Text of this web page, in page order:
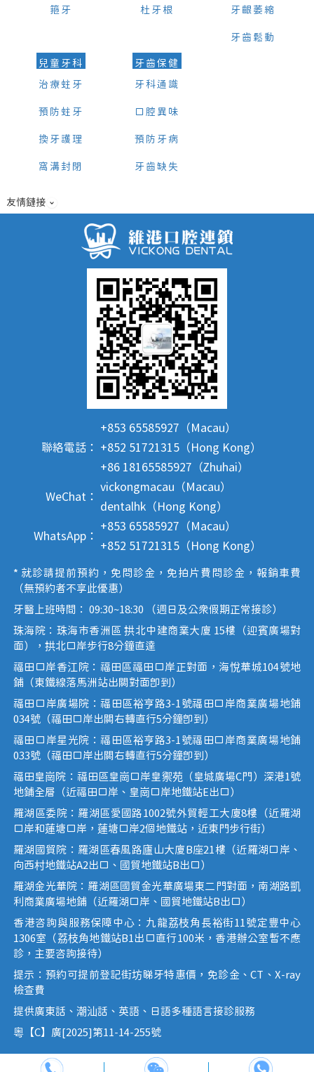
箍牙 杜牙根 牙齦萎縮
牙齒鬆動
兒童牙科
治療蛀牙
預防蛀牙
換牙護理
窩溝封閉
牙齒保健
牙科通識
口腔異味
預防牙病
牙齒缺失
友情鏈接
聯絡電話：
+853 65585927（Macau）
+852 51721315（Hong Kong）
+86 18165585927（Zhuhai）
WeChat：
vickongmacau（Macau）
dentalhk（Hong Kong）
WhatsApp：
+853 65585927（Macau）
+852 51721315（Hong Kong）
* 就診請提前預約，免問診金，免拍片費問診金，報銷車費
（無預約者不享此優惠）
牙醫上班時間： 09:30~18:30 （週日及公眾假期正常接診）
珠海院：珠海市香洲區 拱北中建商業大廈 15樓（迎賓廣場對
面），拱北口岸步行8分鐘直達
福田口岸香江院：福田區福田口岸正對面，海悅華城104號地
鋪（東鐵線落馬洲站出關對面即到）
福田口岸廣場院：福田區裕亨路3-1號福田口岸商業廣場地鋪
034號（福田口岸出關右轉直行5分鐘即到）
福田口岸星光院：福田區裕亨路3-1號福田口岸商業廣場地鋪
033號（福田口岸出關右轉直行5分鐘即到）
福田皇崗院：福田區皇崗口岸皇禦苑（皇城廣場C門）深港1號
地鋪全層（近福田口岸、皇崗口岸地鐵站E出口）
羅湖區委院：羅湖區愛國路1002號外貿輕工大廈8樓（近羅湖
口岸和蓮塘口岸，蓮塘口岸2個地鐵站，近東門步行街）
羅湖國貿院：羅湖區春風路廬山大廈B座21樓（近羅湖口岸、
向西村地鐵站A2出口、國貿地鐵站B出口）
羅湖金光華院：羅湖區國貿金光華廣場東二門對面，南湖路凱
利商業廣場地鋪（近羅湖口岸、國貿地鐵站B出口）
香港咨詢與服務保障中心：九龍荔枝角長裕街11號定豐中心
1306室（荔枝角地鐵站B1出口直行100米，香港辦公室暫不應
診，主要咨詢接待）
提示：預約可提前登記街坊睇牙特惠價，免診金、CT、X-ray
檢查費
提供廣東話、潮汕話、英語、日語多種語言接診服務
粵【C】廣[2025]第11-14-255號